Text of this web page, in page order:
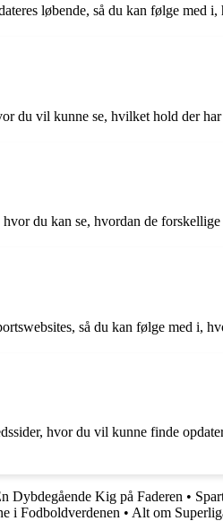
løbende, så du kan følge med
du vil kunne se, hvilket hold der
du kan se, hvordan de
så du kan følge med i,
hvor du vil kunne finde
Dybdegående Kig på Faderen •
i Fodboldverdenen • Alt om